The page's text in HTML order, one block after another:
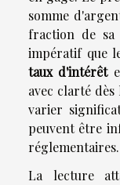
somme
fraction de
impératif que
taux d'intérêt
avec clarté
varier
peuvent être
réglementaires.
La lecture